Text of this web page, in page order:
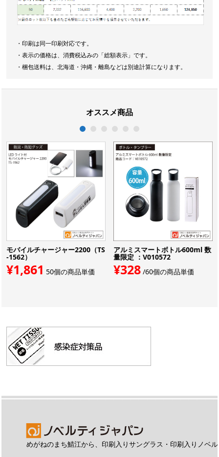
・印刷は同一印刷対応です。
・表示の価格は、消費税込みの「総額表示」です。
・梱包送料は、北海道・沖縄・離島などは別途計算になります。
オススメ商品
モバイルチャージャー2200（TS
-1562）
¥1,861 50個の商品単価
アルミスマートボトル600ml 数
量限定 ：V010572
¥328/60個の商品単価
1 2 3 4 5 6
めがねのまち鯖江から、印刷入りサングラス・印刷入りノベ